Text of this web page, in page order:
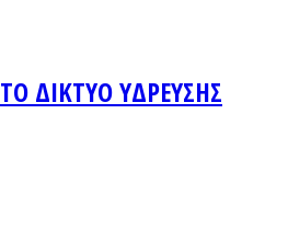
ΔΙΚΤΥΟ ΥΔΡΕΥΣΗΣ